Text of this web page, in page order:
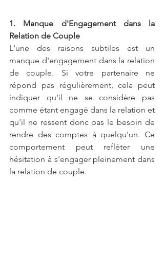
1. Manque d'Engagement dans la
Relation de Couple
L'une des raisons subtiles est un
manque d'engagement dans la relation
de couple. Si votre partenaire ne
répond pas régulièrement, cela peut
indiquer qu'il ne se considère pas
comme étant engagé dans la relation et
qu'il ne ressent donc pas le besoin de
rendre des comptes à quelqu'un. Ce
comportement peut refléter une
hésitation à s'engager pleinement dans
la relation de couple.